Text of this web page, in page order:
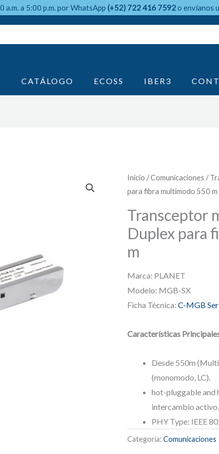
a.m. a 5:00 p.m. por WhatsApp (+52) 722 416 7592o envíanos
CATÁLOGO ECOSS IBER3
Inicio /Comunicaciones /
para fibra multimodo 550 m
Transceptor
Duplex para
m
Marca: PLANET
Modelo: MGB-SX
Ficha Técnica:C-MGB
Características
Desde 550m
(monomodo, LC).
hot-pluggable and
intercambio activo.
PHY Type: IEEE
Categoría:Comunicaciones